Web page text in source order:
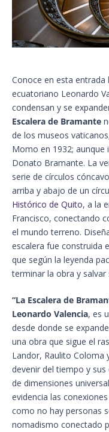
Conoce en esta
ecuatoriano Leonardo
condensan y se
Escalera de Bramante
de los museos
Momo en 1932; aunque
Donato Bramante. La
serie de círculos
arriba y abajo de un
Histórico de Quito, a la
Francisco, conectando
el mundo terreno.
escalera fue construida
que según la leyenda
terminar la obra y
“La Escalera de
Leonardo Valencia, es
desde donde se
una obra que sigue el
Landor, Raulito Coloma
devenir del tiempo y sus
de dimensiones
evidencia las
como no hay personas
nomadismo conectado